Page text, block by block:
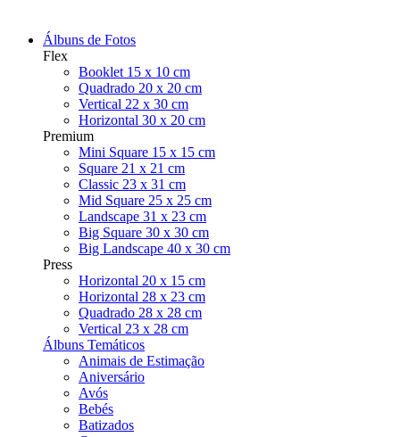
Álbuns de Fotos
Flex
Booklet 15 x 10 cm
Quadrado 20 x 20 cm
Vertical 22 x 30 cm
Horizontal 30 x 20 cm
Premium
Mini Square 15 x 15 cm
Square 21 x 21 cm
Classic 23 x 31 cm
Mid Square 25 x 25 cm
Landscape 31 x 23 cm
Big Square 30 x 30 cm
Big Landscape 40 x 30 cm
Press
Horizontal 20 x 15 cm
Horizontal 28 x 23 cm
Quadrado 28 x 28 cm
Vertical 23 x 28 cm
Álbuns Temáticos
Animais de Estimação
Aniversário
Avós
Bebés
Batizados